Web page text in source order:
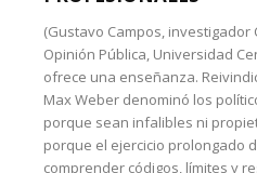
(Gustavo Campos, investigador
Opinión Pública, Universidad
ofrece una enseñanza.
Max Weber denominó los
porque sean infalibles ni
porque el ejercicio prolongado
comprender códigos, límites y